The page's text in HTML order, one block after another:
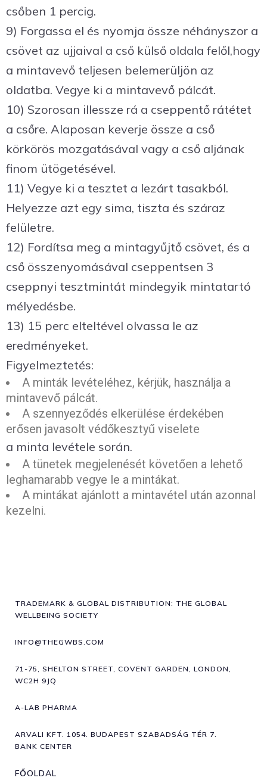
csőben 1 percig.
9) Forgassa el és nyomja össze néhányszor a
csövet az ujjaival a cső külső oldala felől,hogy
a mintavevő teljesen belemerüljön az
oldatba. Vegye ki a mintavevő pálcát.
10) Szorosan illessze rá a cseppentő rátétet
a csőre. Alaposan keverje össze a cső
körkörös mozgatásával vagy a cső aljának
finom ütögetésével.
11) Vegye ki a tesztet a lezárt tasakból.
Helyezze azt egy sima, tiszta és száraz
felületre.
12) Fordítsa meg a mintagyűjtő csövet, és a
cső összenyomásával cseppentsen 3
cseppnyi tesztmintát mindegyik mintatartó
mélyedésbe.
13) 15 perc elteltével olvassa le az
eredményeket.
Figyelmeztetés:
A minták levételéhez, kérjük, használja a
mintavevő pálcát.
A szennyeződés elkerülése érdekében
erősen javasolt védőkesztyű viselete
a minta levétele során.
A tünetek megjelenését követően a lehető
leghamarabb vegye le a mintákat.
A mintákat ajánlott a mintavétel után azonnal
kezelni.
TRADEMARK & GLOBAL DISTRIBUTION: THE GLOBAL
WELLBEING SOCIETY
INFO@THEGWBS.COM
71-75, SHELTON STREET, COVENT GARDEN, LONDON,
WC2H 9JQ
A-LAB PHARMA
ARVALI KFT. 1054. BUDAPEST SZABADSÁG TÉR 7.
BANK CENTER
FŐOLDAL